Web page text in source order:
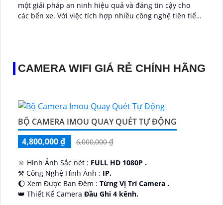
một giải pháp an ninh hiệu quả và đáng tin cậy cho
các bến xe. Với việc tích hợp nhiều công nghệ tiên tiến,
CAMERA WIFI GIÁ RẺ CHÍNH HÃNG
BỘ CAMERA IMOU QUAY QUÉT TỰ ĐỘNG
4,800,000 ₫
6,000,000 ₫
🔆 Hình Ảnh Sắc nét : FULL HD 1080P .
⚒ Công Nghệ Hình Ảnh : IP.
🌔 Xem Được Ban Đêm : Từng Vị Trí Camera .
👑 Thiết Kế Camera Đầu Ghi 4 kênh.